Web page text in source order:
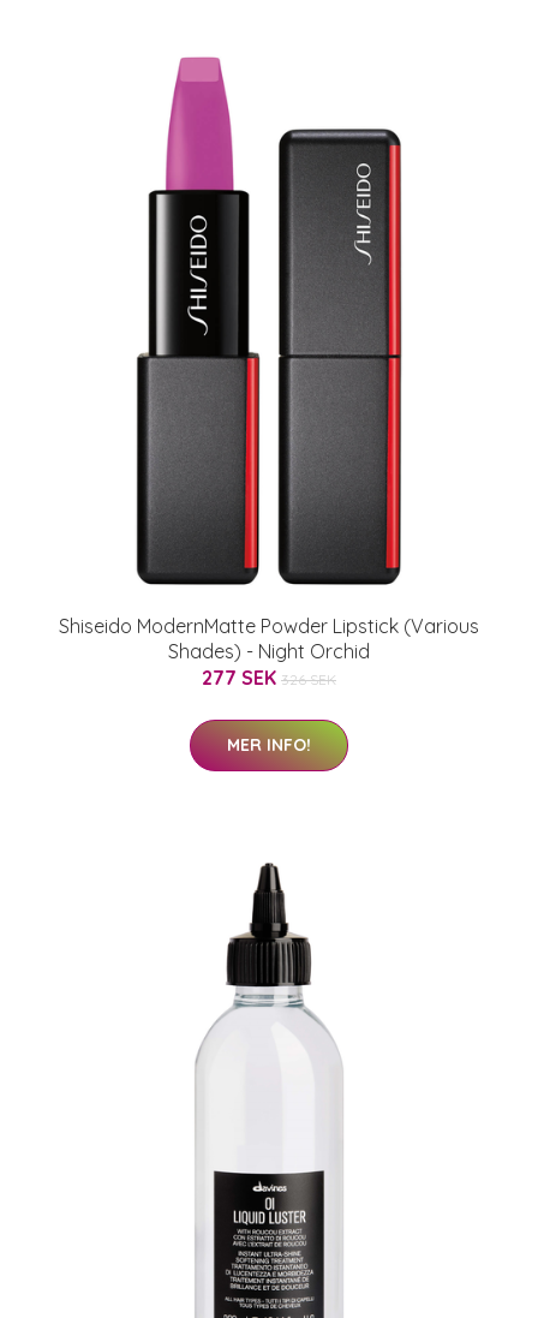
Shiseido ModernMatte Powder Lipstick (Various
Shades) - Night Orchid
277 SEK 326 SEK
MER INFO!